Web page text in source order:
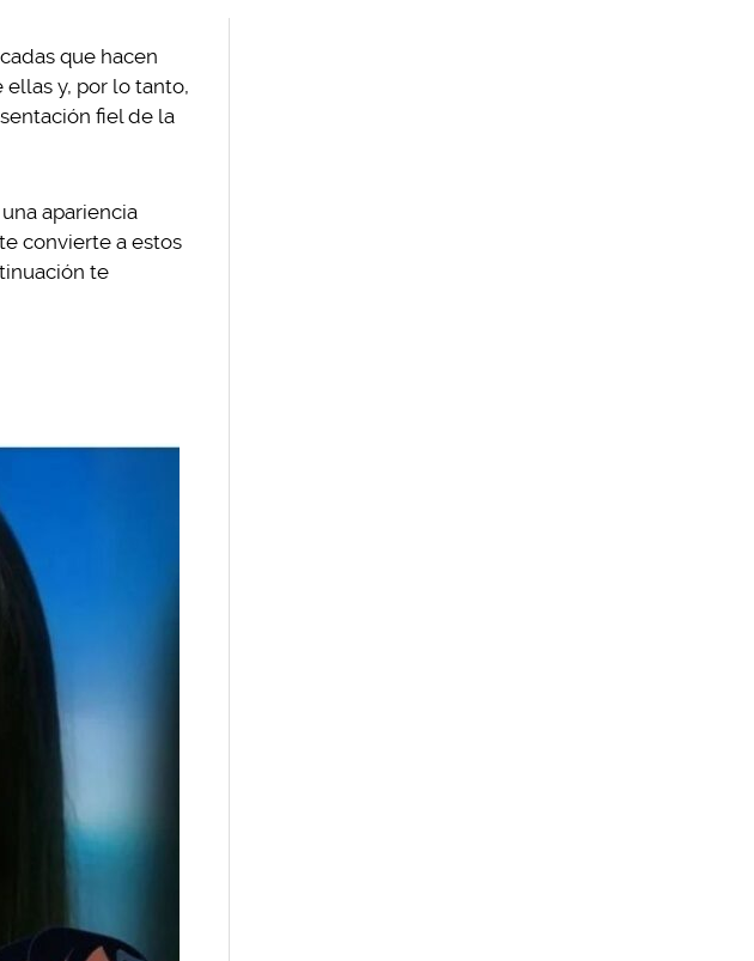
que hacen
y, por lo tanto,
fiel de la
apariencia
convierte a estos
te